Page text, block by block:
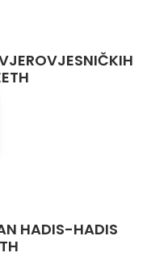
HADIS-HADIS